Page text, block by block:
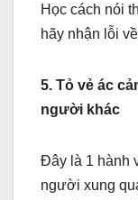
Học cách nói
hãy nhận lỗi
5. Tỏ vẻ ác
người khác
Đây là 1 hành
người xung